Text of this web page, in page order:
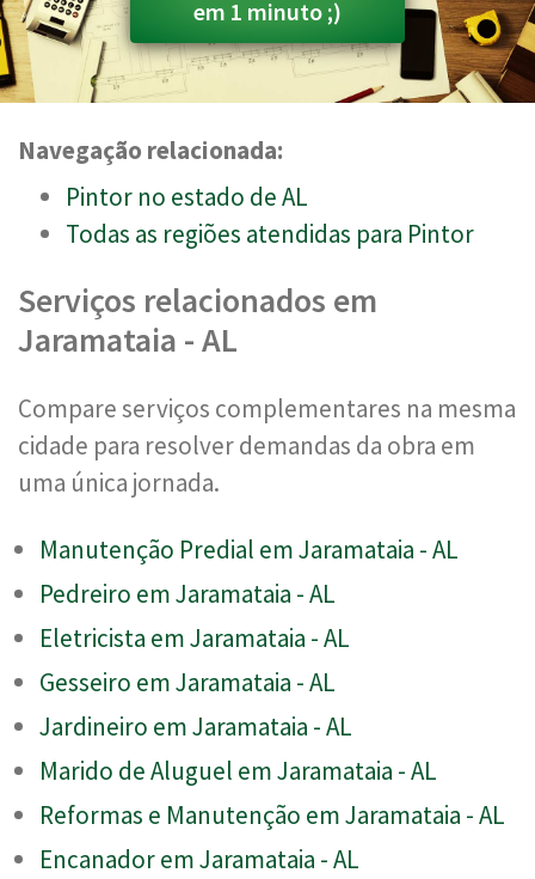
em 1 minuto ;)
Navegação relacionada:
Pintor no estado de AL
Todas as regiões atendidas para Pintor
Serviços relacionados em
Jaramataia - AL
Compare serviços complementares na mesma
cidade para resolver demandas da obra em
uma única jornada.
Manutenção Predial em Jaramataia - AL
Pedreiro em Jaramataia - AL
Eletricista em Jaramataia - AL
Gesseiro em Jaramataia - AL
Jardineiro em Jaramataia - AL
Marido de Aluguel em Jaramataia - AL
Reformas e Manutenção em Jaramataia - AL
Encanador em Jaramataia - AL